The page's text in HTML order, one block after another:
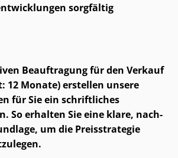
sorgfältig
Beauftragung für den Verkauf
12 Monate) erstellen unsere
für Sie ein schriftliches
So erhalten Sie eine klare, nach­
um die Preisstrategie